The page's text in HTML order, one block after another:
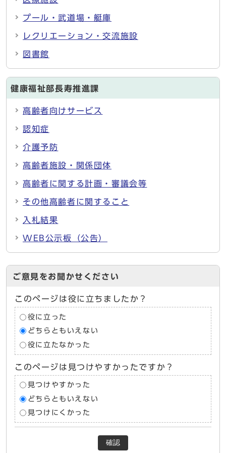
プール・武道場・艇庫
レクリエーション・交流施設
図書館
健康福祉部長寿推進課
高齢者向けサービス
認知症
介護予防
高齢者施設・関係団体
高齢者に関する計画・審議会等
その他高齢者に関すること
入札結果
WEB公示板（公告）
ご意見をお聞かせください
このページは役に立ちましたか？
役に立った
どちらともいえない
役に立たなかった
このページは見つけやすかったですか？
見つけやすかった
どちらともいえない
見つけにくかった
確認